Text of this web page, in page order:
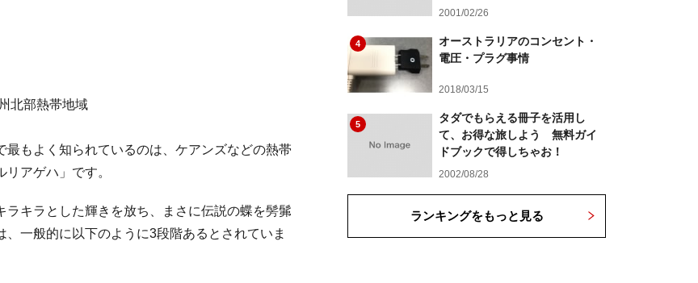
北部熱帯地域
もよく知られているのは、ケアンズなどの熱帯
アゲハ」です。
キラとした輝きを放ち、まさに伝説の蝶を髣髴
一般的に以下のように3段階あるとされていま
2001/02/26
4
オーストラリアのコンセント・
電圧・プラグ事情
2018/03/15
5
タダでもらえる冊子を活用し
て、お得な旅しよう 無料ガイ
ドブックで得しちゃお！
2002/08/28
ランキングをもっと見る